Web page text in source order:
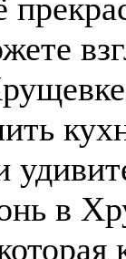
в